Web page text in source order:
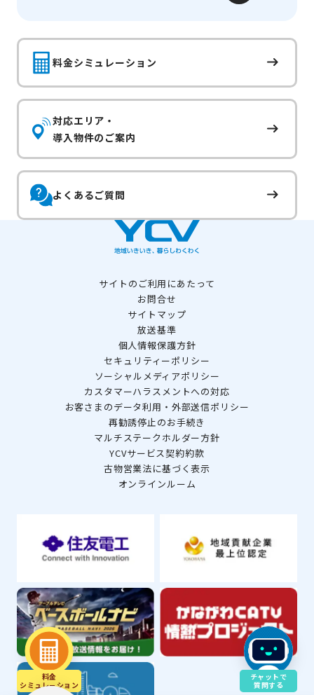
料金シミュレーション
対応エリア・
導入物件のご案内
よくあるご質問
料金
シミュレ－ション
サイトのご利用にあたって
お問合せ
サイトマップ
放送基準
個人情報保護方針
セキュリティーポリシー
ソーシャルメディアポリシー
カスタマーハラスメントへの対応
お客さまのデータ利用・外部送信ポリシー
再勧誘停止のお手続き
マルチステークホルダー方針
YCVサービス契約約款
古物営業法に基づく表示
オンラインルーム
チャットで
質問する